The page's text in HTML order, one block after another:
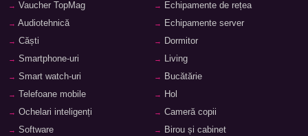
Vaucher TopMag
Audiotehnică
Căști
Smartphone-uri
Smart watch-uri
Telefoane mobile
Ochelari inteligenți
Software
Echipamente de rețea
Echipamente server
Dormitor
Living
Bucătărie
Hol
Cameră copii
Birou și cabinet